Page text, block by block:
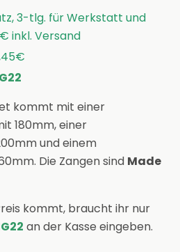
3-tlg. für Werkstatt und
inkl. Versand
kommt mit einer
180mm, einer
und einem
Die Zangen sind Made
kommt, braucht ihr nur
an der Kasse eingeben.